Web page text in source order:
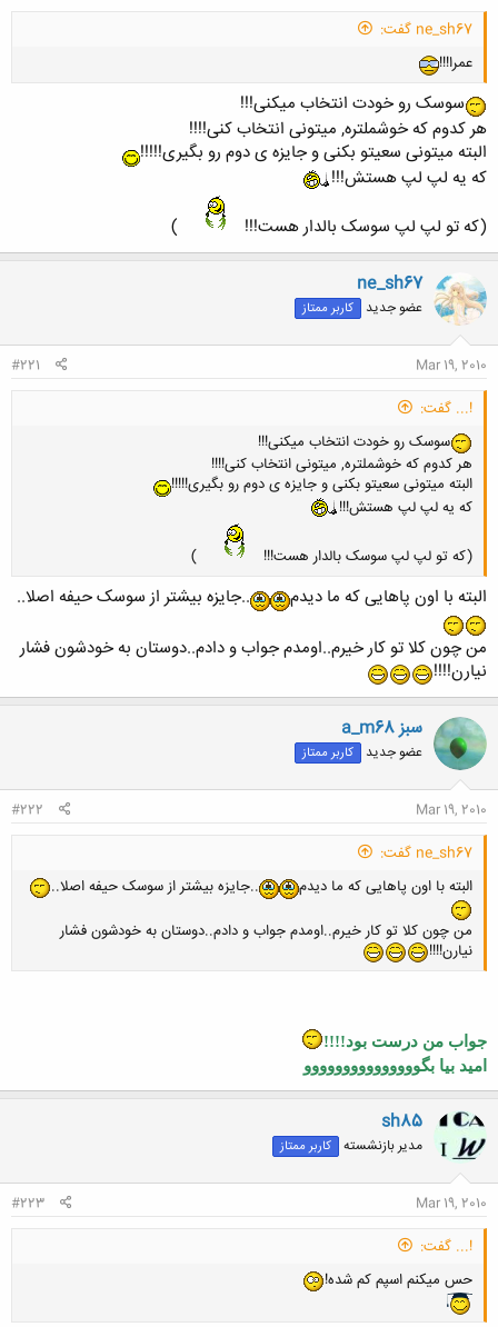
ne_sh67 گفت:
عمرا!!!
سوسک رو خودت انتخاب میکنی!!!
هر کدوم که خوشملتره, میتونی انتخاب کنی!!!!
البته میتونی سعیتو بکنی و جایزه ی دوم رو بگیری!!!!!
که یه لپ لپ هستش!!!
(که تو لپ لپ سوسک بالدار هست!!!
)
ne_sh67
عضو جدید کاربر ممتاز
Mar 19, 2010
#221
!... گفت:
سوسک رو خودت انتخاب میکنی!!!
هر کدوم که خوشملتره, میتونی انتخاب کنی!!!!
البته میتونی سعیتو بکنی و جایزه ی دوم رو بگیری!!!!!
که یه لپ لپ هستش!!!
(که تو لپ لپ سوسک بالدار هست!!!
)
البته با اون پاهایی که ما دیدم
..جایزه بیشتر از سوسک حیفه اصلا..
من چون کلا تو کار خیرم..اومدم جواب و دادم..دوستان به خودشون فشار
نیارن!!!!
a_m68 سبز
عضو جدید کاربر ممتاز
Mar 19, 2010
#222
ne_sh67 گفت:
البته با اون پاهایی که ما دیدم
..جایزه بیشتر از سوسک حیفه اصلا..
من چون کلا تو کار خیرم..اومدم جواب و دادم..دوستان به خودشون فشار
نیارن!!!!
جواب من درست بود!!!!
امید بیا بگووووووووووووووو
sh85
مدیر بازنشسته کاربر ممتاز
Mar 19, 2010
#223
!... گفت:
حس میکنم اسپم کم شده!